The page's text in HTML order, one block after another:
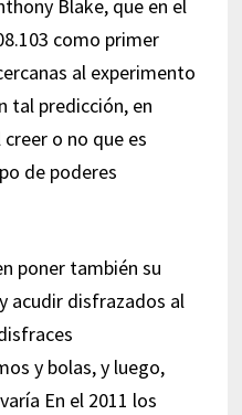
Blake, que en el
como primer
al experimento
tal predicción, en
o no que es
de poderes
poner también su
acudir disfrazados al
y bolas, y luego,
En el 2011 los